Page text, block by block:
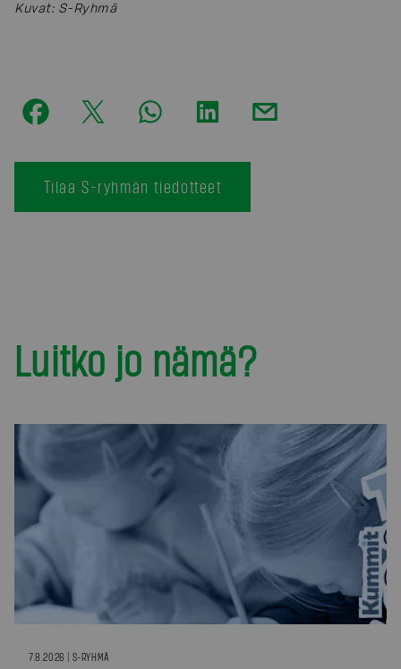
Kuvat: S-Ryhmä
Tilaa S-ryhmän tiedotteet
Luitko jo nämä?
7.8.2026 | S-RYHMÄ